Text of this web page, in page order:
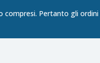
Pertanto gli